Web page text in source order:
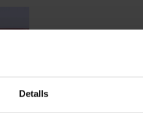
Detalls